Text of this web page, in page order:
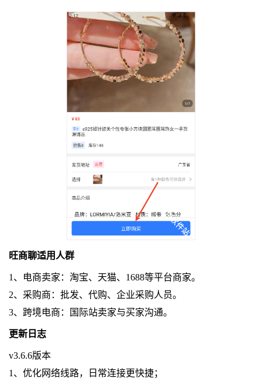
旺商聊适用人群
1、电商卖家：淘宝、天猫、1688等平台商家。
2、采购商：批发、代购、企业采购人员。
3、跨境电商：国际站卖家与买家沟通。
更新日志
v3.6.6版本
1、优化网络线路，日常连接更快捷；